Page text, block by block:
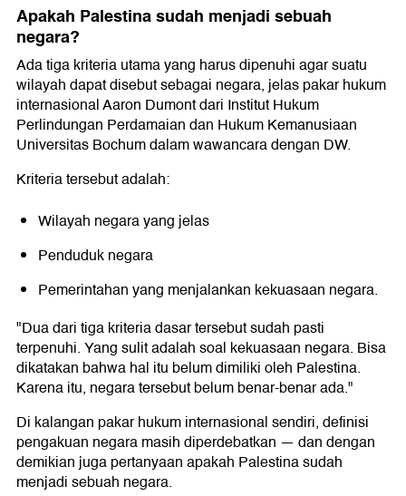
Apakah Palestina sudah menjadi sebuah
negara?
Ada tiga kriteria utama yang harus dipenuhi agar suatu
wilayah dapat disebut sebagai negara, jelas pakar hukum
internasional Aaron Dumont dari Institut Hukum
Perlindungan Perdamaian dan Hukum Kemanusiaan
Universitas Bochum dalam wawancara dengan DW.
Kriteria tersebut adalah:
Wilayah negara yang jelas
Penduduk negara
Pemerintahan yang menjalankan kekuasaan negara.
"Dua dari tiga kriteria dasar tersebut sudah pasti
terpenuhi. Yang sulit adalah soal kekuasaan negara. Bisa
dikatakan bahwa hal itu belum dimiliki oleh Palestina.
Karena itu, negara tersebut belum benar-benar ada."
Di kalangan pakar hukum internasional sendiri, definisi
pengakuan negara masih diperdebatkan — dan dengan
demikian juga pertanyaan apakah Palestina sudah
menjadi sebuah negara.